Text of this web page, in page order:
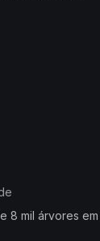
8 mil árvores